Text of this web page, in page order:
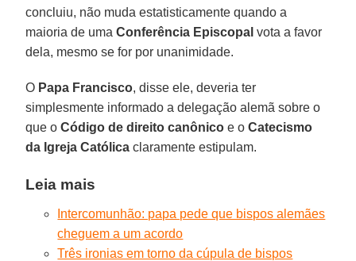
concluiu, não muda estatisticamente quando a
maioria de umaConferência Episcopal vota a favor
dela, mesmo se for por unanimidade.
O Papa Francisco, disse ele, deveria ter
simplesmente informado a delegação alemã sobre o
que oCódigo de direito canônico e oCatecismo
da Igreja Católica claramente estipulam.
Leia mais
Intercomunhão: papa pede que bispos alemães
cheguem a um acordo
Três ironias em torno da cúpula de bispos